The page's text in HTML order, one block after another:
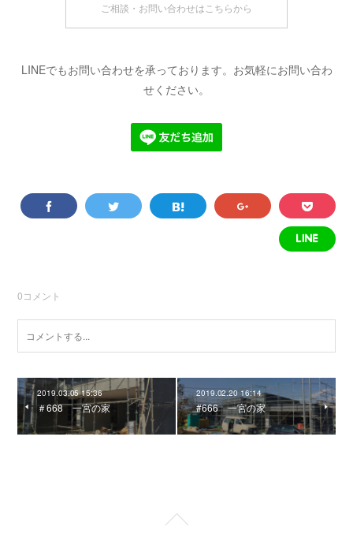
ご相談・お問い合わせはこちらから
LINEでもお問い合わせを承っております。お気軽にお問い合わ
せください。
0コメント
2019.03.05 15:36
＃668 一宮の家
2019.02.20 16:14
#666 一宮の家